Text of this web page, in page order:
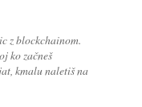
z blockchainom.
ko začneš
kmalu naletiš na